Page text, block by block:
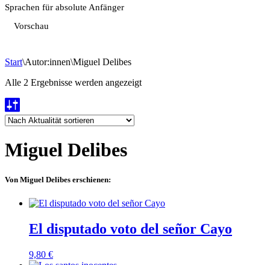
Sprachen für absolute Anfänger
Vorschau
Start\Autor:innen\Miguel Delibes
Alle 2 Ergebnisse werden angezeigtNach
Miguel Delibes
Von Miguel Delibes erschienen:
El disputado voto del señor Cayo
9,80 €